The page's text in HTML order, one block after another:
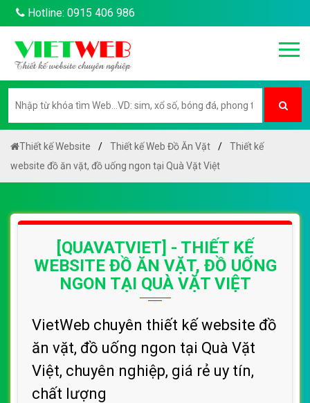
Hotline: 0915 406 986
Thiết kế Website Thiết kế Web Đồ Ăn Vặt
Thiết kế
website đồ ăn vặt, đồ uống ngon tại Quà Vặt Việt
[QUAVATVIET] - THIẾT KẾ
WEBSITE ĐỒ ĂN VẶT, ĐỒ UỐNG
NGON TẠI QUÀ VẶT VIỆT
VietWeb chuyên thiết kế website đồ
ăn vặt, đồ uống ngon tại Quà Vặt
Việt, chuyên nghiệp, giá rẻ uy tín,
chất lượng